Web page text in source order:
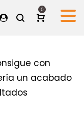
0
con
un acabado